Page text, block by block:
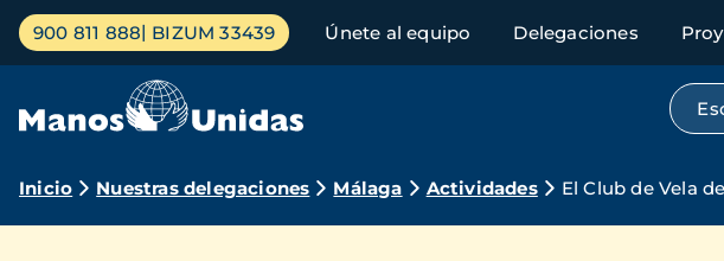
Pasar
contenido
Menú
principal
900 811 888 BIZUM 33439 Únete al equipo Delegaciones
Ruta
Inicio Nuestras delegaciones Málaga Actividades El Club de Vela